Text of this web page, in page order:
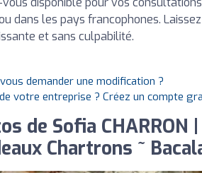
dans les pays francophones.
et sans culpabilité.
demander une modification ?
votre entreprise ? Créez un compte
de Sofia
Chartrons ~